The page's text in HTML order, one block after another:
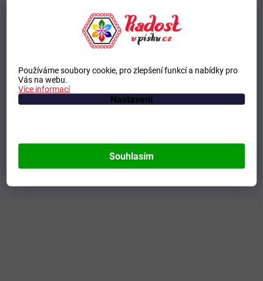
Používáme soubory cookie, pro zlepšení funkcí a nabídky pro
Vás na webu.
Více informací
Nastavení
Souhlasím